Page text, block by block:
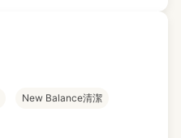
New Balance清潔